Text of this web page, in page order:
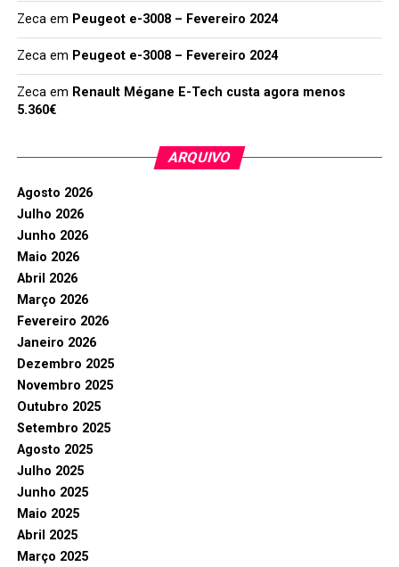
Zecaem Peugeot e-3008 – Fevereiro 2024
Zecaem Peugeot e-3008 – Fevereiro 2024
Zecaem Renault Mégane E-Tech custa agora menos
5.360€
ARQUIVO
Agosto 2026
Julho 2026
Junho 2026
Maio 2026
Abril 2026
Março 2026
Fevereiro 2026
Janeiro 2026
Dezembro 2025
Novembro 2025
Outubro 2025
Setembro 2025
Agosto 2025
Julho 2025
Junho 2025
Maio 2025
Abril 2025
Março 2025